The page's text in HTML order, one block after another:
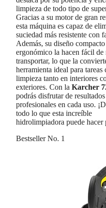
limpieza de todo tipo de
Gracias a su motor de gran
esta máquina es capaz de
suciedad más resistente con
Además, su diseño
ergonómico la hacen fácil de
transportar, lo que la
herramienta ideal para tareas
limpieza tanto en interiores
exteriores. Con la Karcher
podrás disfrutar de resultados
profesionales en cada uso.
todo lo que esta increíble
hidrolimpiadora puede hacer
Bestseller No. 1